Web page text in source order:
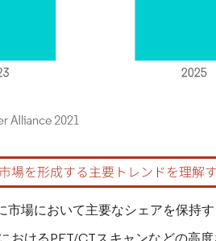
BY 4.0の表示が必要です。
市場において主要なシェアを保持